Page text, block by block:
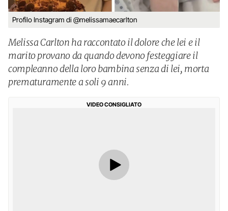
Profilo Instagram di @melissamaecarlton
Melissa Carlton ha raccontato il dolore che lei e il
marito provano da quando devono festeggiare il
compleanno della loro bambina senza di lei, morta
prematuramente a soli 9 anni.
VIDEO CONSIGLIATO